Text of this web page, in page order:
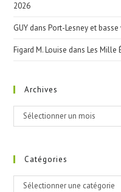
2026
GUY dansPort-Lesney et
Figard M. Louise dansLes Mille
Archives
Archives
Sélectionner un mois
Catégories
Catégories
Sélectionner une catégorie